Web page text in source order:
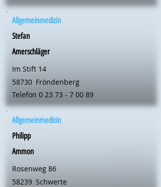
Allgemeinmedizin
Stefan
Amerschläger
Im Stift 14
58730 Fröndenberg
Telefon 0 23 73 - 7 00 89
Allgemeinmedizin
Philipp
Ammon
Rosenweg 86
58239 Schwerte